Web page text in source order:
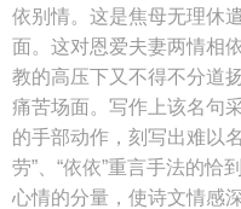
依别情。这是焦母无理休
面。这对恩爱夫妻两情相
教的高压下又不得不分道
痛苦场面。写作上该名句
的手部动作，刻写出难以
劳”、“依依”重言手法的恰
心情的分量，使诗文情感